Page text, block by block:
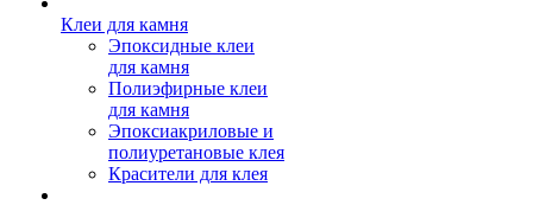
Клеи для камня
Эпоксидные клеи
для камня
Полиэфирные клеи
для камня
Эпоксиакриловые и
полиуретановые клея
Красители для клея